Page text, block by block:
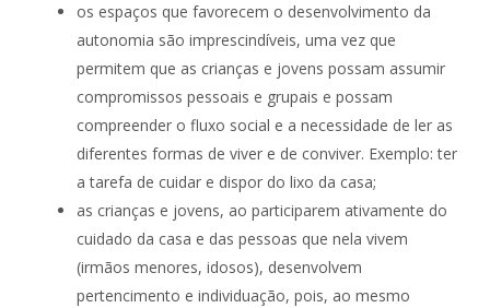
os espaços que favorecem o desenvolvimento da
autonomia são imprescindíveis, uma vez que
permitem que as crianças e jovens possam assumir
compromissos pessoais e grupais e possam
compreender o fluxo social e a necessidade de ler as
diferentes formas de viver e de conviver. Exemplo: ter
a tarefa de cuidar e dispor do lixo da casa;
as crianças e jovens, ao participarem ativamente do
cuidado da casa e das pessoas que nela vivem
(irmãos menores, idosos), desenvolvem
pertencimento e individuação, pois, ao mesmo